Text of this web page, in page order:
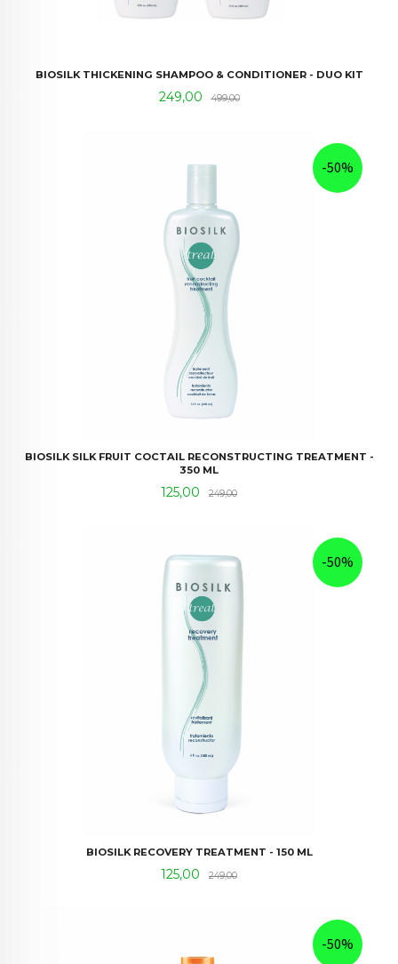
BIOSILK THICKENING SHAMPOO & CONDITIONER - DUO KIT
Tilbud
249,00 499,00Rabatt
BIOSILK SILK FRUIT COCTAIL RECONSTRUCTING TREATMENT -
350 ML
Tilbud
125,00 249,00Rabatt
-50%
BIOSILK RECOVERY TREATMENT - 150 ML
Tilbud
125,00 249,00Rabatt
-50%
-50%